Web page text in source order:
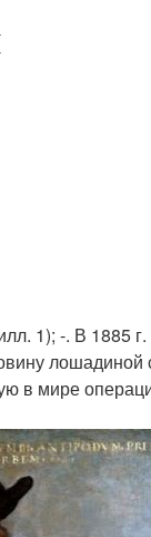
1); -. В 1885
лошадиной
в мире